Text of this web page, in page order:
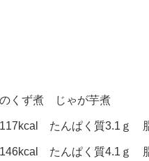
くず煮 じゃが芋煮
117kcal たんぱく質3.1ｇ
146kcal たんぱく質4.1ｇ